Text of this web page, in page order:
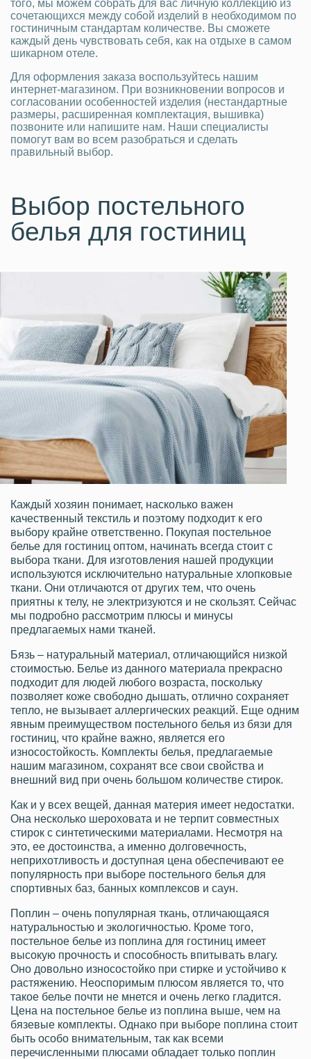
того, мы можем собрать для вас личную коллекцию из
сочетающихся между собой изделий в необходимом по
гостиничным стандартам количестве. Вы сможете
каждый день чувствовать себя, как на отдыхе в самом
шикарном отеле.
Для оформления заказа воспользуйтесь нашим
интернет-магазином. При возникновении вопросов и
согласовании особенностей изделия (нестандартные
размеры, расширенная комплектация, вышивка)
позвоните или напишите нам. Наши специалисты
помогут вам во всем разобраться и сделать
правильный выбор.
Выбор постельного
белья для гостиниц
Каждый хозяин понимает, насколько важен
качественный текстиль и поэтому подходит к его
выбору крайне ответственно. Покупая постельное
белье для гостиниц оптом, начинать всегда стоит с
выбора ткани. Для изготовления нашей продукции
используются исключительно натуральные хлопковые
ткани. Они отличаются от других тем, что очень
приятны к телу, не электризуются и не скользят. Сейчас
мы подробно рассмотрим плюсы и минусы
предлагаемых нами тканей.
Бязь – натуральный материал, отличающийся низкой
стоимостью. Белье из данного материала прекрасно
подходит для людей любого возраста, поскольку
позволяет коже свободно дышать, отлично сохраняет
тепло, не вызывает аллергических реакций. Еще одним
явным преимуществом постельного белья из бязи для
гостиниц, что крайне важно, является его
износостойкость. Комплекты белья, предлагаемые
нашим магазином, сохранят все свои свойства и
внешний вид при очень большом количестве стирок.
Как и у всех вещей, данная материя имеет недостатки.
Она несколько шероховата и не терпит совместных
стирок с синтетическими материалами. Несмотря на
это, ее достоинства, а именно долговечность,
неприхотливость и доступная цена обеспечивают ее
популярность при выборе постельного белья для
спортивных баз, банных комплексов и саун.
Поплин – очень популярная ткань, отличающаяся
натуральностью и экологичностью. Кроме того,
постельное белье из поплина для гостиниц имеет
высокую прочность и способность впитывать влагу.
Оно довольно износостойко при стирке и устойчиво к
растяжению. Неоспоримым плюсом является то, что
такое белье почти не мнется и очень легко гладится.
Цена на постельное белье из поплина выше, чем на
бязевые комплекты. Однако при выборе поплина стоит
быть особо внимательным, так как всеми
перечисленными плюсами обладает только поплин